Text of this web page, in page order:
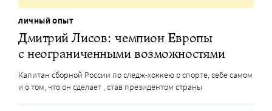
ЛИЧНЫЙ ОПЫТ
Дмитрий Лисов: чемпион Европы
с неограниченными возможностями
Капитан сборной России по следж-хоккею о спорте, себе самом
и о том, что он сделает , став президентом страны